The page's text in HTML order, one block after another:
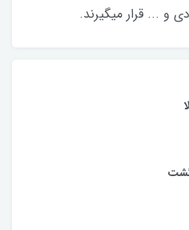
و ... قرار میگیرند.